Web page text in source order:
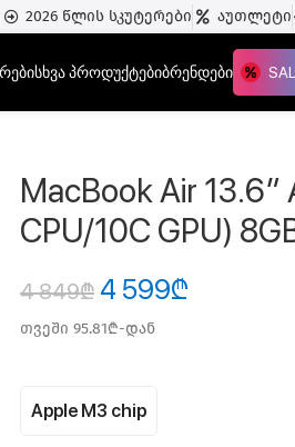
2026 წლის სკუტერები აუთლეტი
სხვა პროდუქტებიბრენდები
MacBook Air
CPU/10C GPU)
4 849₾ 4 599₾
თვეში 95.81₾-დან
Apple M3 chip